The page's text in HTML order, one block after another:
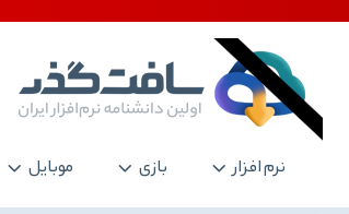
نرم افزار بازی موبایل